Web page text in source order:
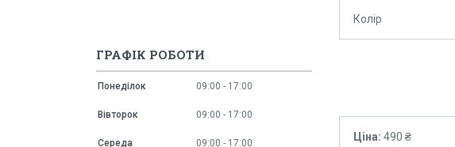
Колір
Ціна: 490 ₴
ГРАФІК РОБОТИ
Понеділок 09:00 17:00
Вівторок 09:00 17:00
Середа 09:00 17:00